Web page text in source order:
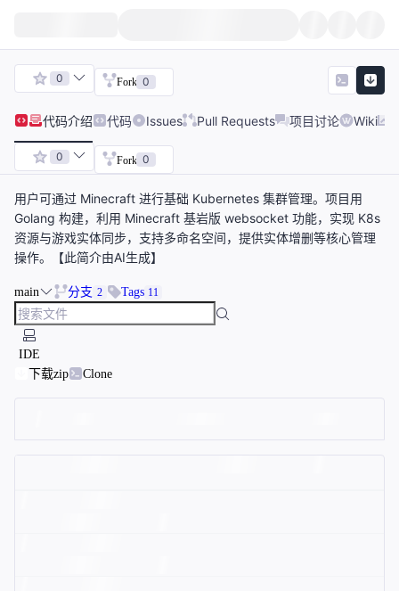
0 Fork 0
代码介绍 代码 Issues Pull Requests 项目讨论 Wiki
0 Fork 0
用户可通过 Minecraft 进行基础 Kubernetes 集群管理。项目用
Golang 构建，利用 Minecraft 基岩版 websocket 功能，实现 K8s
资源与游戏实体同步，支持多命名空间，提供实体增删等核心管理
操作。【此简介由AI生成】
main 分支 2 Tags 11
IDE
下载zip
Clone